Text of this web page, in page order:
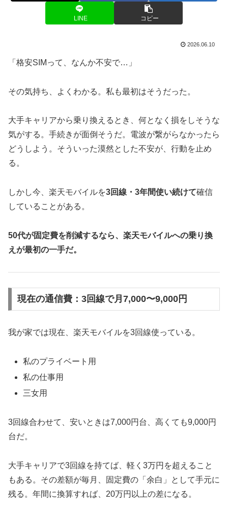
LINE コピー
2026.06.10
「格安SIMって、なんか不安で…」
その気持ち、よくわかる。私も最初はそうだった。
大手キャリアから乗り換えるとき、何となく損をしそうな
気がする。手続きが面倒そうだ。電波が繋がらなかったら
どうしよう。そういった漠然とした不安が、行動を止め
る。
しかし今、楽天モバイルを3回線・3年間使い続けて確信
していることがある。
50代が固定費を削減するなら、楽天モバイルへの乗り換
えが最初の一手だ。
現在の通信費：3回線で月7,000〜9,000円
我が家では現在、楽天モバイルを3回線使っている。
私のプライベート用
私の仕事用
三女用
3回線合わせて、安いときは7,000円台、高くても9,000円
台だ。
大手キャリアで3回線を持てば、軽く3万円を超えること
もある。その差額が毎月、固定費の「余白」として手元に
残る。年間に換算すれば、20万円以上の差になる。